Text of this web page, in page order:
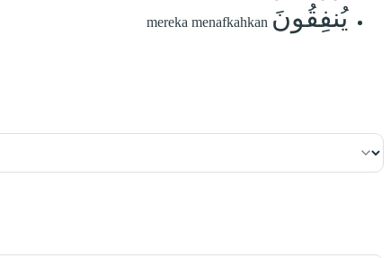
يُنفِقُونَ mereka menafkahkan